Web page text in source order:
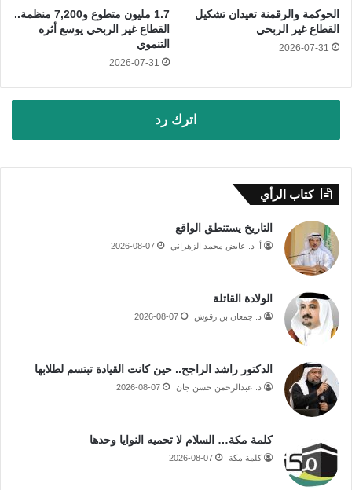
الحوكمة والرقمنة تعيدان تشكيل
القطاع غير الربحي
2026-07-31
1.7 مليون متطوع و7,200 منظمة..
القطاع غير الربحي يوسع أثره
التنموي
2026-07-31
اترك رد
كتاب الرأي
التاريخ يستنطق الواقع
أ. د. عايض محمد الزهراني 2026-08-07
الولادة القاتلة
د. جمعان بن رقوش 2026-08-07
الدكتور راشد الراجح.. حين كانت القيادة تبتسم لطلابها
د. عبدالرحمن حسن جان 2026-08-07
كلمة مكة… السلام لا تحميه النوايا وحدها
كلمة مكة 2026-08-07